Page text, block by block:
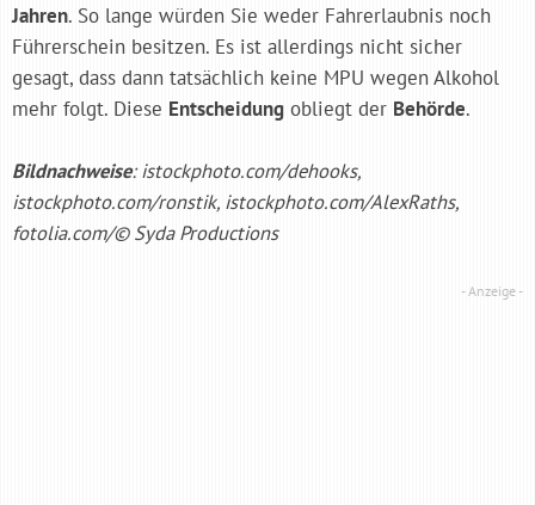
Jahren. So lange würden Sie weder Fahrerlaubnis noch
Führerschein besitzen. Es ist allerdings nicht sicher
gesagt, dass dann tatsächlich keine MPU wegen Alkohol
mehr folgt. Diese Entscheidung obliegt der Behörde.
Bildnachweise: istockphoto.com/dehooks,
istockphoto.com/ronstik, istockphoto.com/AlexRaths,
fotolia.com/© Syda Productions